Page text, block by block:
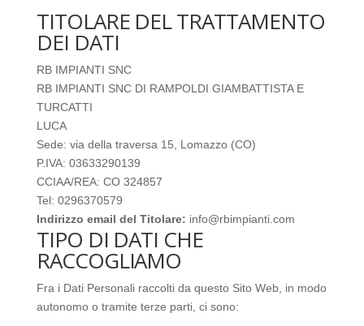
TITOLARE DEL TRATTAMENTO
DEI DATI
RB IMPIANTI SNC
RB IMPIANTI SNC DI RAMPOLDI GIAMBATTISTA E
TURCATTI
LUCA
Sede: via della traversa 15, Lomazzo (CO)
P.IVA: 03633290139
CCIAA/REA: CO 324857
Tel: 0296370579
Indirizzo email del Titolare: info@rbimpianti.com
TIPO DI DATI CHE
RACCOGLIAMO
Fra i Dati Personali raccolti da questo Sito Web, in modo
autonomo o tramite terze parti, ci sono: